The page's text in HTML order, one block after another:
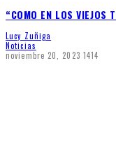
“COMO EN LOS VIEJOS
Lucy Zuñiga
Noticias
noviembre 20, 2023 1414